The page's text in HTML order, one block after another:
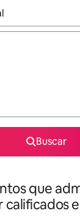
estén
Buscar
que
calificados